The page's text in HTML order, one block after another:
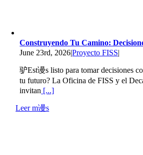
Construyendo Tu Camino:
June 23rd, 2026|Proyecto FISS|
驴Est谩s listo para tomar decisiones
tu futuro? La Oficina de FISS y el
invitan [...]
Leer m谩s